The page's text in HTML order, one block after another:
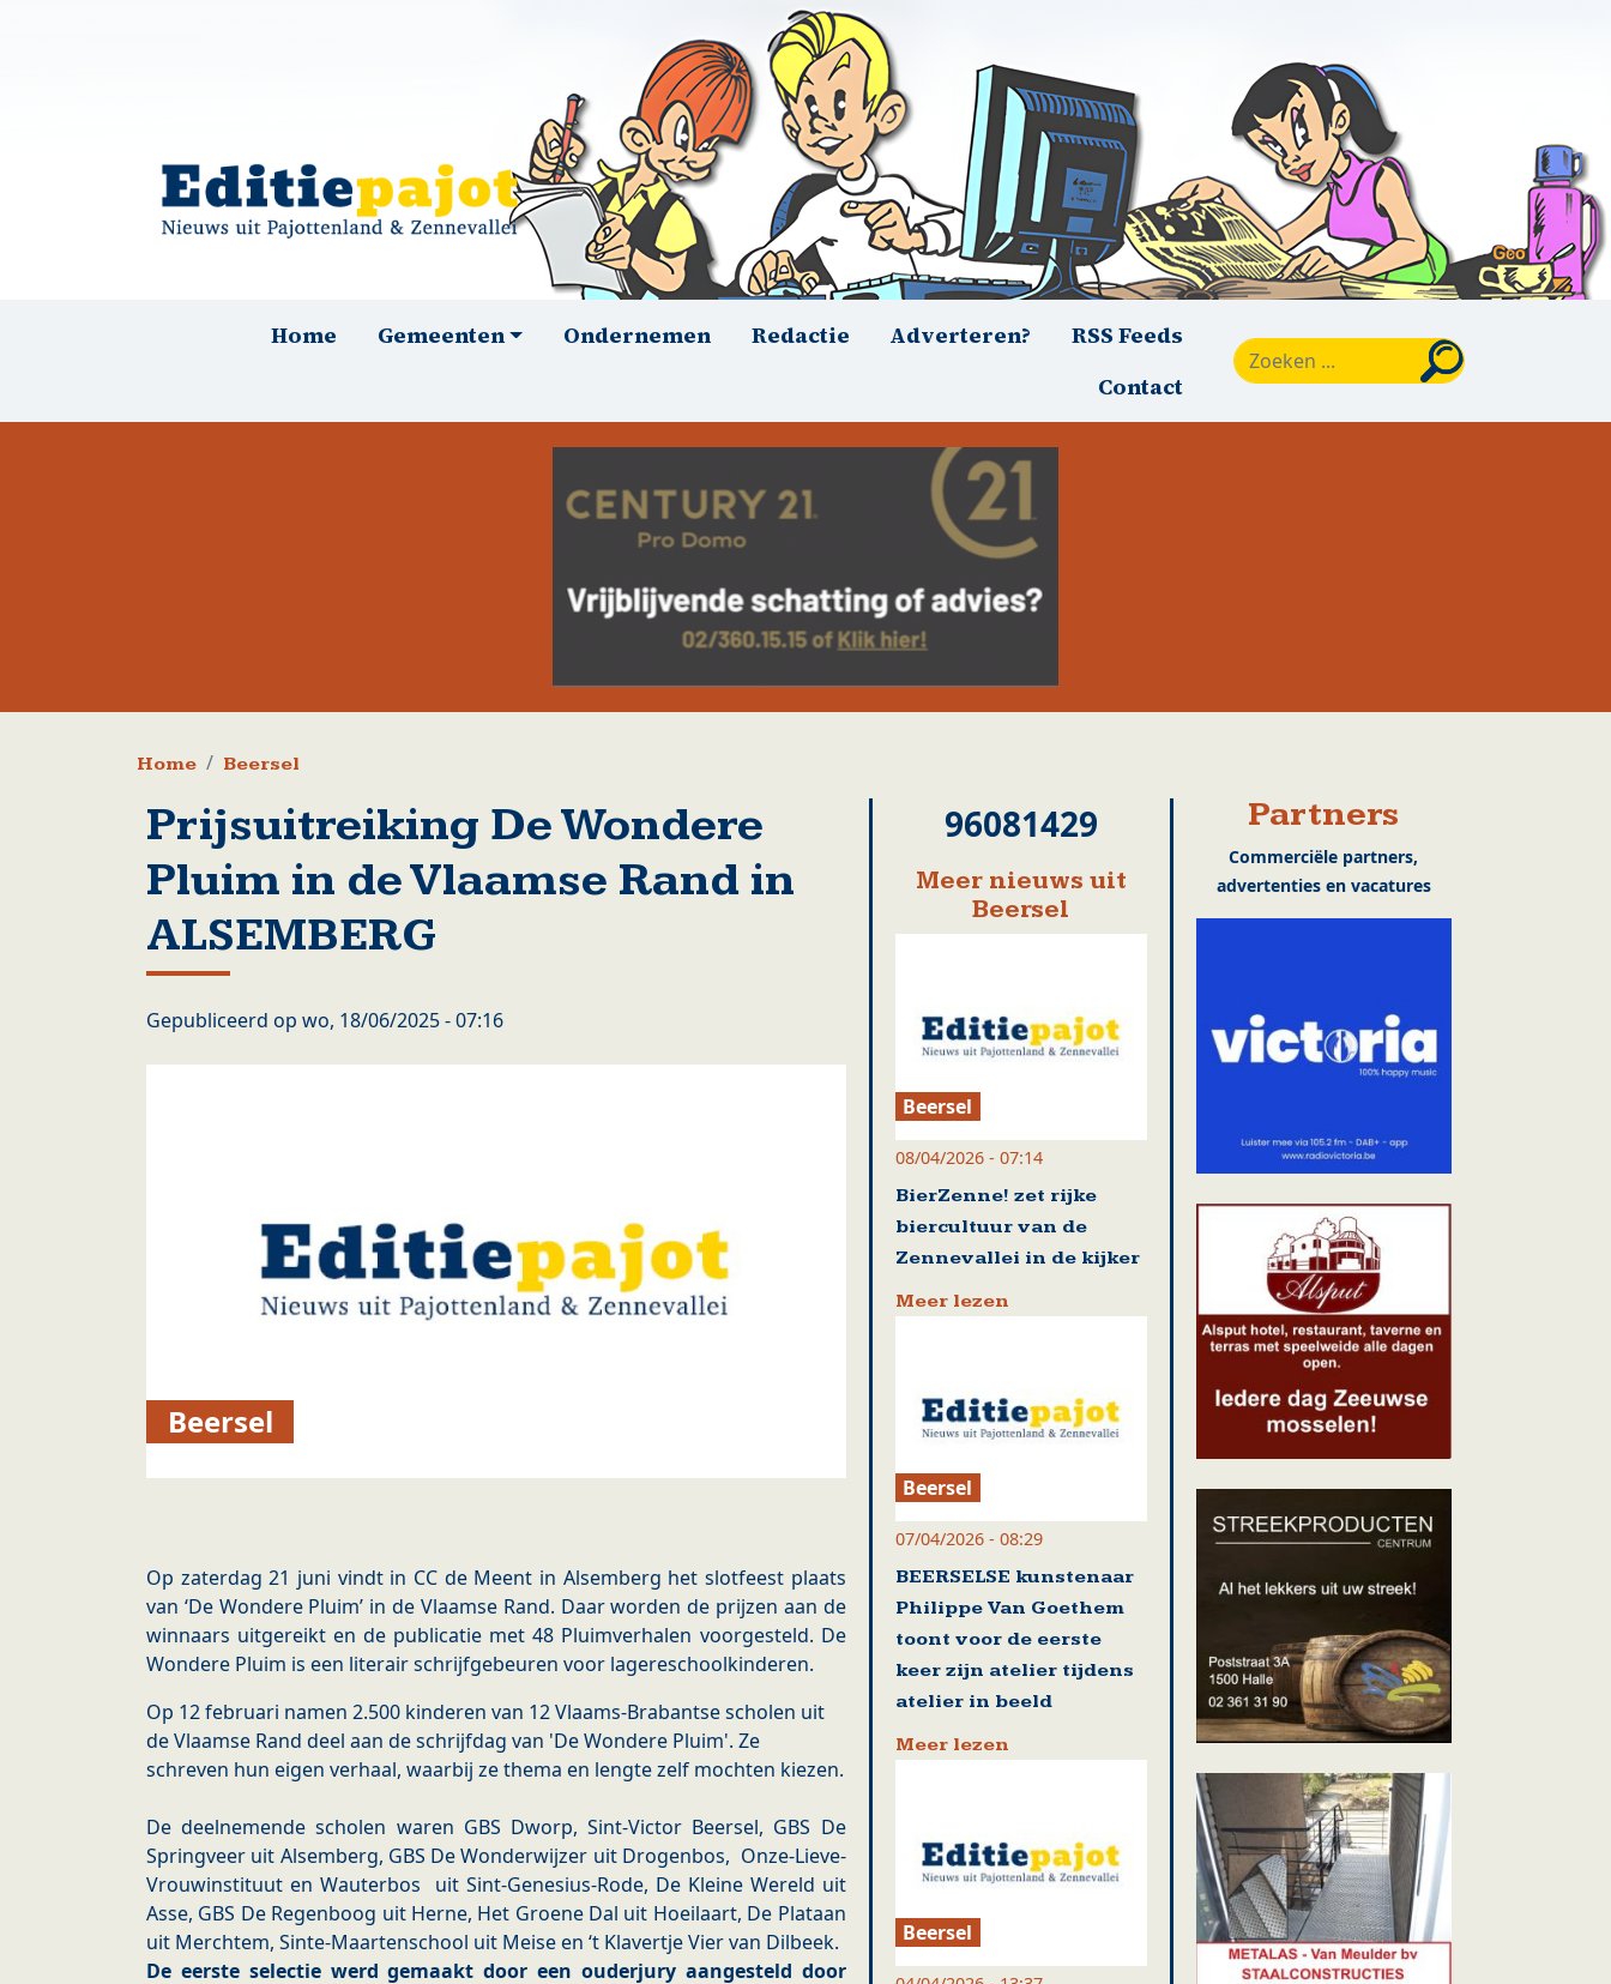
HoofdnavigatieHome Gemeenten Ondernemen Redactie Adverteren?
RSS Feeds
Contact
Kruimelpad
Home Beersel
Prijsuitreiking De Wondere
Pluim in de Vlaamse Rand in
ALSEMBERG
Gepubliceerd op wo, 18/06/2025 - 07:16
Beersel
Op zaterdag 21 juni vindt in CC de Meent in Alsemberg het slotfeest plaats
van ‘De Wondere Pluim’ in de Vlaamse Rand. Daar worden de prijzen aan de
winnaars uitgereikt en de publicatie met 48 Pluimverhalen voorgesteld. De
Wondere Pluim is een literair schrijfgebeuren voor lagereschoolkinderen.
​Op 12 februari namen 2.500 kinderen van 12 Vlaams-Brabantse scholen uit
de Vlaamse Rand deel aan de schrijfdag van 'De Wondere Pluim'. Ze
schreven hun eigen verhaal, waarbij ze thema en lengte zelf mochten kiezen.
​De deelnemende scholen waren GBS Dworp, Sint-Victor Beersel, GBS De
Springveer uit Alsemberg, GBS De Wonderwijzer uit Drogenbos, ​ Onze-Lieve-
Vrouwinstituut en Wauterbos ​ uit Sint-Genesius-Rode, De Kleine Wereld uit
Asse, GBS De Regenboog uit Herne, Het Groene Dal uit Hoeilaart, De Plataan
uit Merchtem, Sinte-Maartenschool uit Meise en ‘t Klavertje Vier van Dilbeek.
De eerste selectie werd gemaakt door een ouderjury aangesteld door
96081429
Meer nieuws uit
Beersel
Beersel
08/04/2026 - 07:14
BierZenne! zet rijke
biercultuur van de
Zennevallei in de kijker
Meer lezen
Beersel
07/04/2026 - 08:29
BEERSELSE kunstenaar
Philippe Van Goethem
toont voor de eerste
keer zijn atelier tijdens
atelier in beeld
Meer lezen
Beersel
Partners
Commerciële partners,
advertenties en vacatures